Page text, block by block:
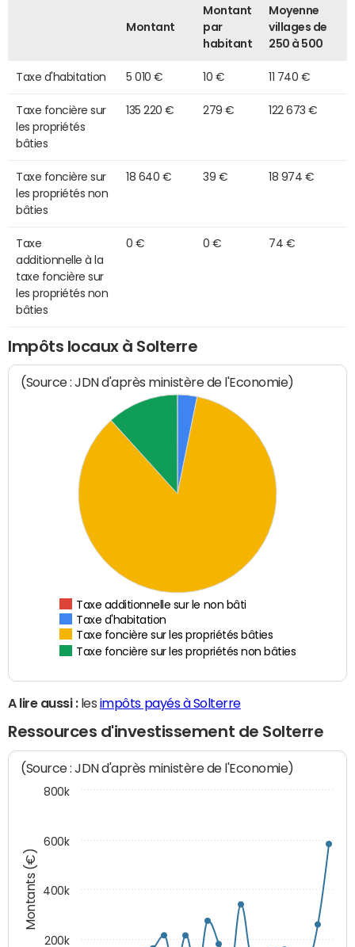
Montant
Montant
par
habitant
Moyenne
villages de
250 à 500
Taxe d'habitation 5 010 € 10 € 11 740 €
Taxe foncière sur
les propriétés
bâties
135 220 € 279 € 122 673 €
Taxe foncière sur
les propriétés non
bâties
18 640 € 39 € 18 974 €
Taxe
additionnelle à la
taxe foncière sur
les propriétés non
bâties
0 € 0 € 74 €
Impôts locaux à Solterre
(Source : JDN d'après ministère de l'Economie)
Taxe additionnelle sur le non bâti
Taxe d'habitation
Taxe foncière sur les propriétés bâties
Taxe foncière sur les propriétés non bâties
A lire aussi :les impôts payés à Solterre
Ressources d'investissement de Solterre
Montants (€)
(Source : JDN d'après ministère de l'Economie)
200k
400k
600k
800k